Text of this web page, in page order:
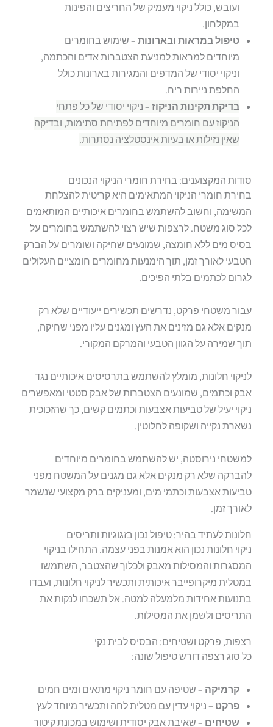
ועובש, כולל ניקוי מעמיק של החריצים והפינות
במקלחון.
טיפול במראות ובארונות –שימוש בחומרים
מיוחדים למראות למניעת הצטברות אדים והכתמה,
וניקוי יסודי של המדפים והמגירות בארונות כולל
החלפת ניירות ריח.
בדיקת תקינות הניקוז –ניקוי יסודי של כל פתחי
הניקוז עם חומרים מיוחדים לפתיחת סתימות, ובדיקה
שאין נזילות או בעיות אינסטלציה נסתרות.
סודות המקצוענים: בחירת חומרי הניקוי הנכונים
בחירת חומרי הניקוי המתאימים היא קריטית להצלחת
המשימה, וחשוב להשתמש בחומרים איכותיים המותאמים
לכל סוג משטח. לרצפות שיש רצוי להשתמש בחומרים על
בסיס מים ללא חומצה, שמונעים שחיקה ושומרים על הברק
הטבעי לאורך זמן, תוך הימנעות מחומרים חומציים העלולים
לגרום לכתמים בלתי הפיכים.
עבור משטחי פרקט, נדרשים תכשירים ייעודיים שלא רק
מנקים אלא גם מזינים את העץ ומגנים עליו מפני שחיקה,
תוך שמירה על הגוון הטבעי והמרקם המקורי.
לניקוי חלונות, מומלץ להשתמש בתרסיסים איכותיים נגד
אבק וכתמים, שמונעים הצטברות של אבק סטטי ומאפשרים
ניקוי יעיל של טביעות אצבעות וכתמים קשים, כך שהזכוכית
נשארת נקייה ושקופה לחלוטין.
למשטחי נירוסטה, יש להשתמש בחומרים מיוחדים
להברקה שלא רק מנקים אלא גם מגנים על המשטח מפני
טביעות אצבעות וכתמי מים, ומעניקים ברק מקצועי שנשמר
לאורך זמן.
חלונות לעתיד בהיר: טיפול נכון בזגוגיות ותריסים
ניקוי חלונות נכון הוא אמנות בפני עצמה. התחילו בניקוי
המסגרות והמסילות מאבק ולכלוך שהצטבר, השתמשו
במטלית מיקרופייבר איכותית ותכשיר לניקוי חלונות, ועבדו
בתנועות אחידות מלמעלה למטה. אל תשכחו לנקות את
התריסים ולשמן את המסילות.
רצפות, פרקט ושטיחים: הבסיס לבית נקי
כל סוג רצפה דורש טיפול שונה:
קרמיקה –שטיפה עם חומר ניקוי מתאים ומים חמים
פרקט –ניקוי עדין עם מטלית לחה ותכשיר מיוחד לעץ
שטיחים –שאיבת אבק יסודית ושימוש במכונת קיטור